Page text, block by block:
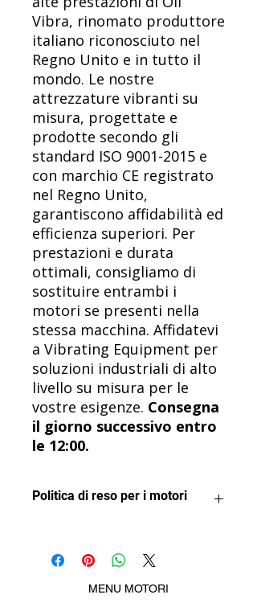
Vibra, rinomato produttore
italiano riconosciuto nel
Regno Unito e in tutto il
mondo. Le nostre
attrezzature vibranti su
misura, progettate e
prodotte secondo gli
standard ISO 9001-2015 e
con marchio CE registrato
nel Regno Unito,
garantiscono affidabilità ed
efficienza superiori. Per
prestazioni e durata
ottimali, consigliamo di
sostituire entrambi i
motori se presenti nella
stessa macchina. Affidatevi
a Vibrating Equipment per
soluzioni industriali di alto
livello su misura per le
vostre esigenze. Consegna
il giorno successivo entro
le 12:00.
Politica di reso per i motori
tuo acquisto.
I motori possono essere restituiti
per un rimborso a condizione che
MENU MOTORI